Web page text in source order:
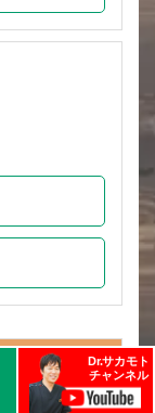
Dr.サカモト
チャンネル